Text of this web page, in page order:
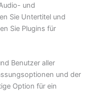
und
Sie Untertitel und
Sie Plugins für
Benutzer aller
und der
Option für ein